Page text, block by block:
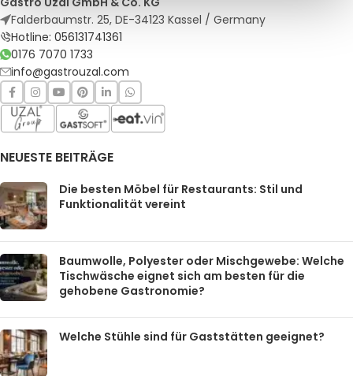
Falderbaumstr. 25, DE-34123 Kassel / Germany
Hotline: 056131741361
0176 7070 1733
info@gastrouzal.com
NEUESTE BEITRÄGE
Die besten Möbel für Restaurants: Stil und
Funktionalität vereint
Baumwolle, Polyester oder Mischgewebe: Welche
Tischwäsche eignet sich am besten für die
gehobene Gastronomie?
Welche Stühle sind für Gaststätten geeignet?